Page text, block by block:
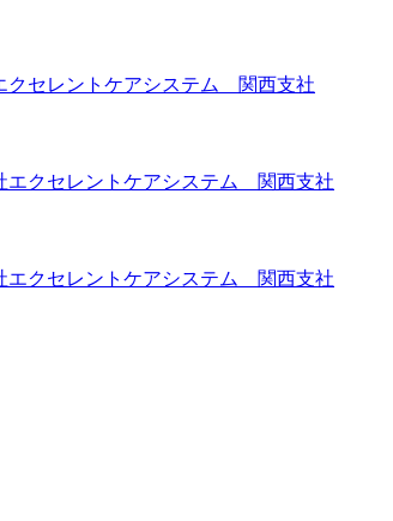
クセレントケアシステム 関西支社
エクセレントケアシステム 関西支社
エクセレントケアシステム 関西支社